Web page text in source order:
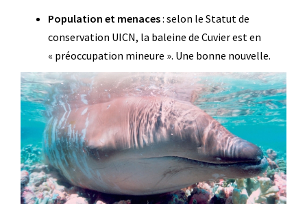
Population et menaces: selon le Statut de
conservation UICN, la baleine de Cuvier est en
« préoccupation mineure ». Une bonne nouvelle.